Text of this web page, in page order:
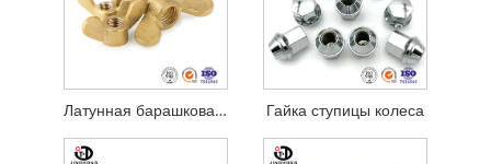
Латунная барашковая гайка Гайка ступицы колеса